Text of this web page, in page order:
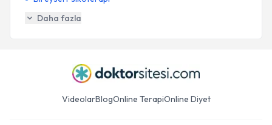
Daha fazla
VideolarBlogOnline TerapiOnline Diyet